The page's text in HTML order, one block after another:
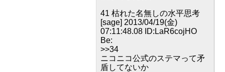
41 枯れた名無しの水平思考
[sage] 2013/04/19(金)
07:11:48.08 ID:LaR6cojHO
Be:
>>34
ニコニコ公式のステマって矛
盾してないか